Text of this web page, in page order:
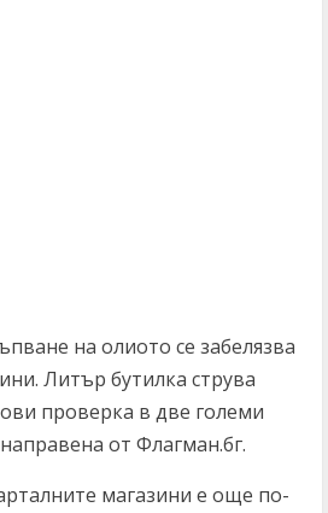
на олиото се забелязва
Литър бутилка струва
проверка в две големи
от Флагман.бг.
магазини е още по-